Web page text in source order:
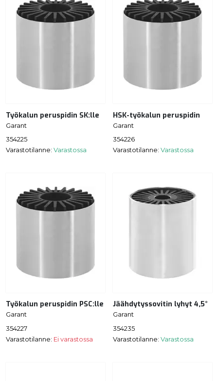
Työkalun peruspidin SK:lle
Garant
354225
Varastotilanne: Varastossa
HSK-työkalun peruspidin
Garant
354226
Varastotilanne: Varastossa
Työkalun peruspidin PSC:lle
Garant
354227
Varastotilanne: Ei varastossa
Jäähdytyssovitin lyhyt 4,5°
Garant
354235
Varastotilanne: Varastossa